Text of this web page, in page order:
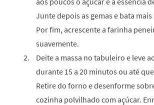
Junte depois as gemas e bata
Por fim, acrescente a farinha
suavemente.
Deite a massa no tabuleiro e leve
durante 15 a 20 minutos ou até
Retire do forno e desenforme
cozinha polvilhado com açúcar.